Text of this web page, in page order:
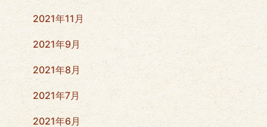
2021年11月
2021年9月
2021年8月
2021年7月
2021年6月